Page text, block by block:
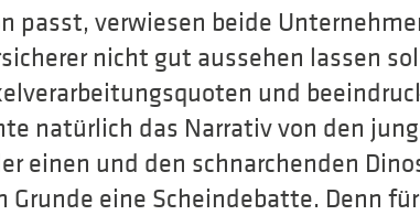
passt, verwiesen beide
nicht gut aussehen lassen
und
natürlich das Narrativ von den
einen und den schnarchenden
Grunde eine Scheindebatte. Denn